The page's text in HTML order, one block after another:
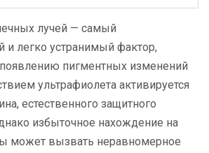
лучей — самый
и легко устранимый фактор,
пигментных изменений
ультрафиолета активируется
естественного защитного
избыточное нахождение на
может вызвать неравномерное